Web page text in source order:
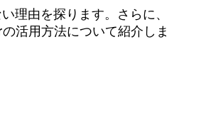
理由を探ります。さらに、
活用方法について紹介しま